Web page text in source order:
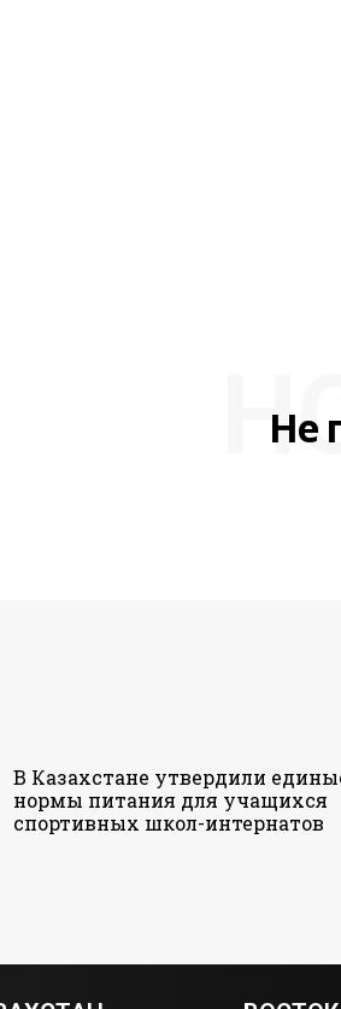
Не
В Казахстане утвердили
нормы питания для учащихся
спортивных школ-интернатов